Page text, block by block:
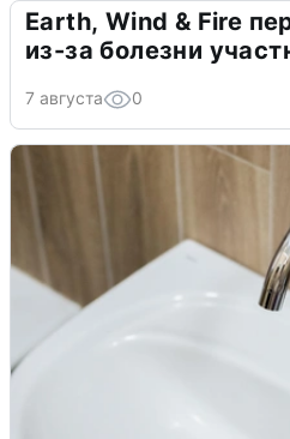
Earth, Wind & Fire
из-за болезни
7 августа 0